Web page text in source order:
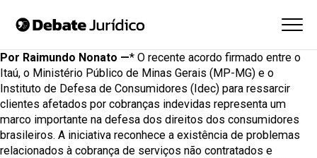
Por Raimundo Nonato —* O recente acordo firmado entre o
Itaú, o Ministério Público de Minas Gerais (MP-MG) e o
Instituto de Defesa de Consumidores (Idec) para ressarcir
clientes afetados por cobranças indevidas representa um
marco importante na defesa dos direitos dos consumidores
brasileiros. A iniciativa reconhece a existência de problemas
relacionados à cobrança de serviços não contratados e